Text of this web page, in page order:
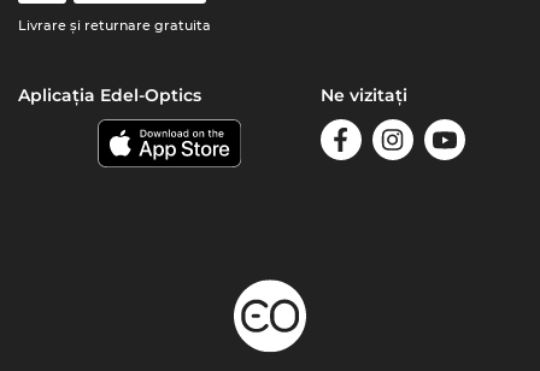
Livrare şi returnare gratuita
Aplicația Edel-Optics Ne vizitați